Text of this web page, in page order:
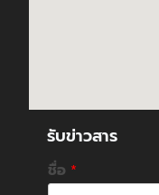
รับข่าวสาร
ชื่อ *